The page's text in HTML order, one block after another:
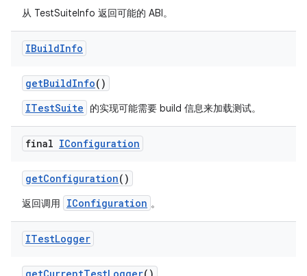
从 TestSuiteInfo 返回可能的 ABI。
IBuildInfo
getBuildInfo()
ITestSuite
的实现可能需要 build 信息来加载测试。
final IConfiguration
getConfiguration()
返回调用 IConfiguration 。
ITestLogger